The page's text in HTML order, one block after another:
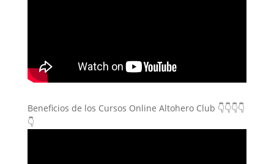
Beneficios de los Cursos Online Altohero Club 👇👇👇👇
👇